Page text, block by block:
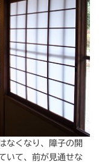
なくなり、障子の開
いて、前が見通せな